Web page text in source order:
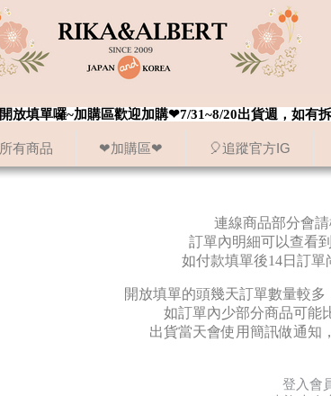
所有商品 ❤加購區❤ 🎈追蹤官方IG
開放填單囉~加購區歡迎加購❤7/31~8/20出貨週，如有